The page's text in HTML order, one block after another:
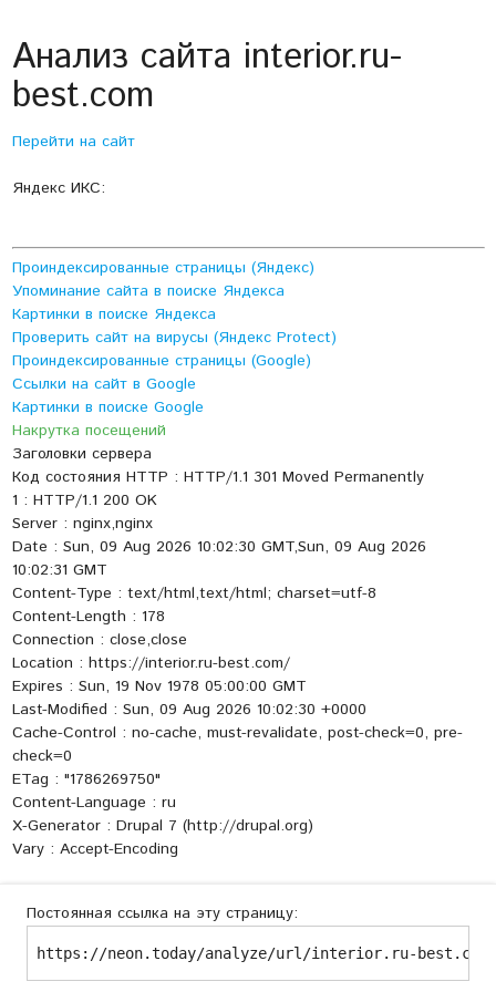
Анализ сайта interior.ru-
best.com
Перейти на сайт
Яндекс ИКС:
Проиндексированные страницы (Яндекс)
Упоминание сайта в поиске Яндекса
Картинки в поиске Яндекса
Проверить сайт на вирусы (Яндекс Protect)
Проиндексированные страницы (Google)
Ссылки на сайт в Google
Картинки в поиске Google
Накрутка посещений
Заголовки сервера
Код состояния HTTP : HTTP/1.1 301 Moved Permanently
1 : HTTP/1.1 200 OK
Server : nginx,nginx
Date : Sun, 09 Aug 2026 10:02:30 GMT,Sun, 09 Aug 2026
10:02:31 GMT
Content-Type : text/html,text/html; charset=utf-8
Content-Length : 178
Connection : close,close
Location : https://interior.ru-best.com/
Expires : Sun, 19 Nov 1978 05:00:00 GMT
Last-Modified : Sun, 09 Aug 2026 10:02:30 +0000
Cache-Control : no-cache, must-revalidate, post-check=0, pre-
check=0
ETag : "1786269750"
Content-Language : ru
X-Generator : Drupal 7 (http://drupal.org)
Vary : Accept-Encoding
Постоянная ссылка на эту страницу:
https://neon.today/analyze/url/interior.ru-best.com